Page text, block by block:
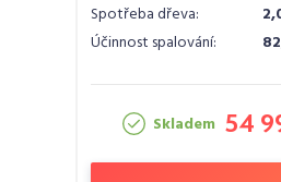
Spotřeba dřeva:
Účinnost spalování:
Skladem 54